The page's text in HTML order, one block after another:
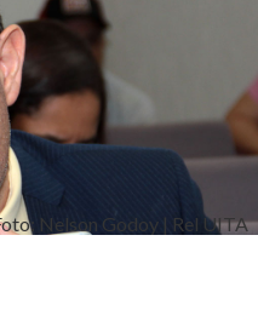
Nelson Godoy | Rel UITA